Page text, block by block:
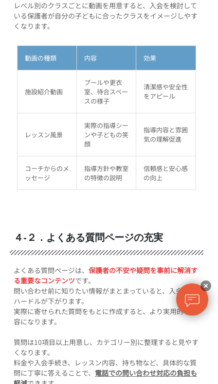
レベル別のクラスごとに動画を用意すると、入会を検討して
いる保護者が自分の子どもに合ったクラスをイメージしやす
くなります。
動画の種類 内容 効果
施設紹介動画
プールや更衣
室、待合スペー
スの様子
清潔感や安全性
をアピール
レッスン風景
実際の指導シー
ンや子どもの笑
顔
指導内容と雰囲
気の理解促進
コーチからのメ
ッセージ
指導方針や教室
の特徴の説明
信頼感と安心感
の向上
４-２．よくある質問ページの充実
よくある質問ページは、 保護者の不安や疑問を事前に解消す
る重要なコンテンツです。
問い合わせ前に知りたい情報がまとまっていると、入会への
ハードルが下がります。
実際に寄せられた質問をもとに作成すると、より実用的な内
容になります。
質問は10項目以上用意し、カテゴリー別に整理すると見やす
くなります。
料金や入会手続き、レッスン内容、持ち物など、具体的な質
問に丁寧に答えることで、 電話での問い合わせ対応の負担も